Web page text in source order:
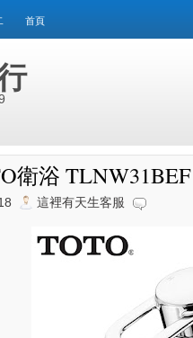
首頁
衛浴
這裡有天生客服